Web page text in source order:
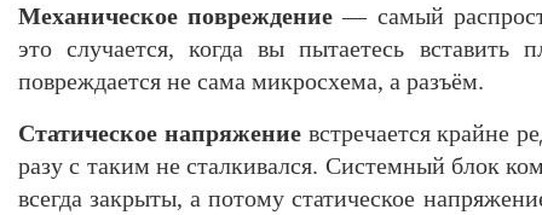
Механическое повреждение — самый
это случается, когда вы пытаетесь
повреждается не сама микросхема, а разъём.
Статическое напряжениевстречается крайне
разу с таким не сталкивался. Системный блок
всегда закрыты, а потому статическое